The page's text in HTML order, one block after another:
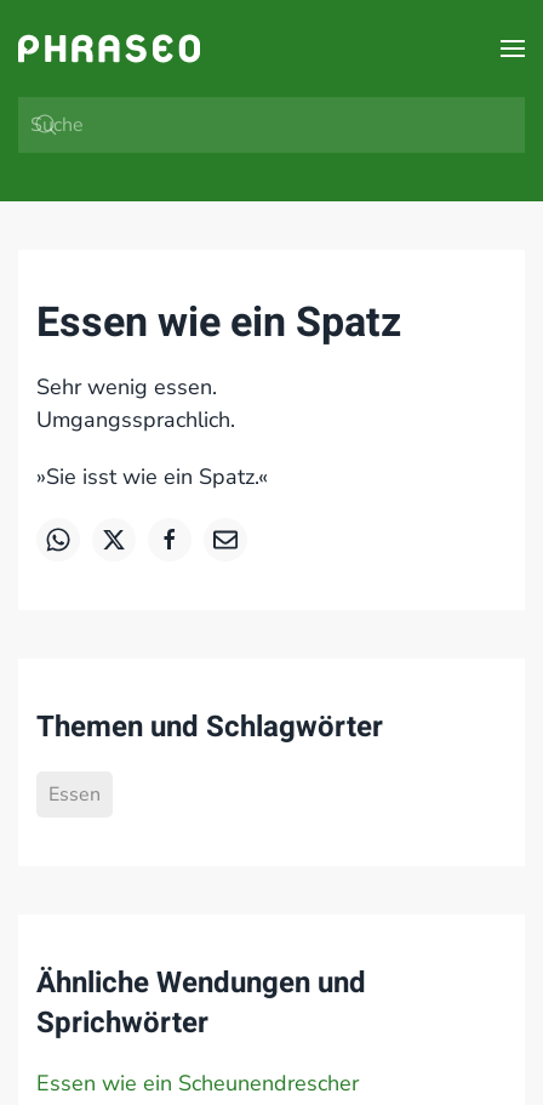
Zum Hauptinhalt springen
Essen wie ein Spatz
Sehr wenig essen.
Umgangssprachlich.
»Sie isst wie ein Spatz.«
Themen und Schlagwörter
Essen
Ähnliche Wendungen und
Sprichwörter
Essen wie ein Scheunendrescher